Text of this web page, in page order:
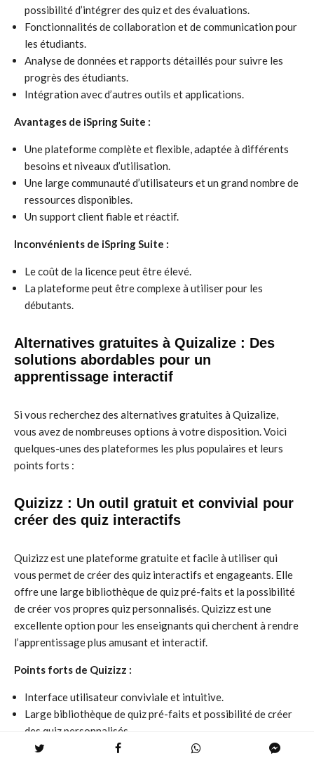
possibilité d’intégrer des quiz et des évaluations.
Fonctionnalités de collaboration et de communication pour
les étudiants.
Analyse de données et rapports détaillés pour suivre les
progrès des étudiants.
Intégration avec d’autres outils et applications.
Avantages de iSpring Suite :
Une plateforme complète et flexible, adaptée à différents
besoins et niveaux d’utilisation.
Une large communauté d’utilisateurs et un grand nombre de
ressources disponibles.
Un support client fiable et réactif.
Inconvénients de iSpring Suite :
Le coût de la licence peut être élevé.
La plateforme peut être complexe à utiliser pour les
débutants.
Alternatives gratuites à Quizalize : Des
solutions abordables pour un
apprentissage interactif
Si vous recherchez des alternatives gratuites à Quizalize,
vous avez de nombreuses options à votre disposition. Voici
quelques-unes des plateformes les plus populaires et leurs
points forts :
Quizizz : Un outil gratuit et convivial pour
créer des quiz interactifs
Quizizz est une plateforme gratuite et facile à utiliser qui
vous permet de créer des quiz interactifs et engageants. Elle
offre une large bibliothèque de quiz pré-faits et la possibilité
de créer vos propres quiz personnalisés. Quizizz est une
excellente option pour les enseignants qui cherchent à rendre
l’apprentissage plus amusant et interactif.
Points forts de Quizizz :
Interface utilisateur conviviale et intuitive.
Large bibliothèque de quiz pré-faits et possibilité de créer
des quiz personnalisés.
Fonctionnalités de collaboration et de partage de quiz.